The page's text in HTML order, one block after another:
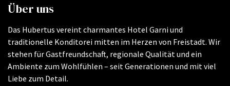
Über uns
Das Hubertus vereint charmantes Hotel Garni und
traditionelle Konditorei mitten im Herzen von Freistadt. Wir
stehen für Gastfreundschaft, regionale Qualität und ein
Ambiente zum Wohlfühlen – seit Generationen und mit viel
Liebe zum Detail.